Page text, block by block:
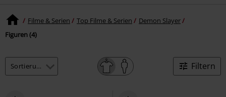
Filme & Serien Top Filme & Serien
Demon Slayer
Figuren (4)
Filtern